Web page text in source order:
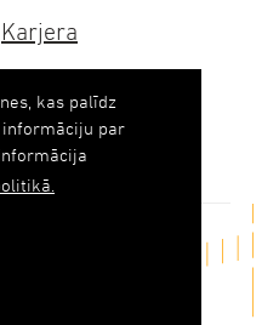
kas palīdz
informāciju par
Karjera
Ilgtspēja